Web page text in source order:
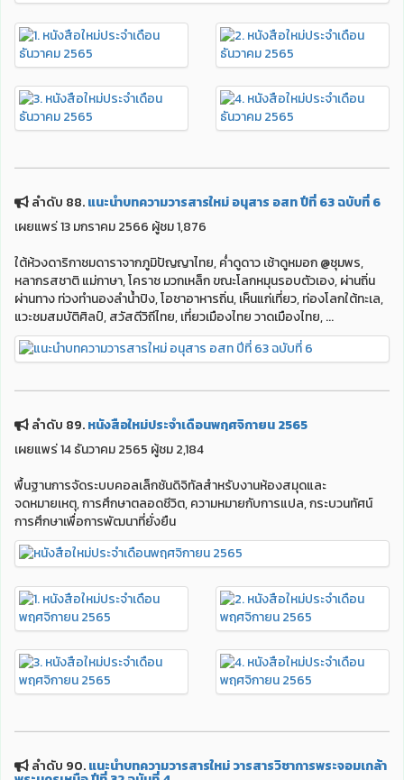
ลำดับ 88.แนะนำบทความวารสารใหม่ อนุสาร อสท ปีที่ 63 ฉบับที่ 6
เผยแพร่ 13 มกราคม 2566 ผู้ชม 1,876
ใต้ห้วงดาริกาชมดาราจากภูมิปัญญาไทย, ค่ำดูดาว เช้าดูหมอก @ชุมพร,
หลากรสชาติ แม่กาษา, โคราช มวกเหล็ก ขณะโลกหมุนรอบตัวเอง, ผ่านถิ่น
ผ่านทาง ท่วงทำนองลำน้ำปิง, โอชาอาหารถิ่น, เห็นแก่เที่ยว, ท่องโลกใต้ทะเล,
แวะชมสมบัติศิลป์, สวัสดีวิถีไทย, เที่ยวเมืองไทย วาดเมืองไทย, ...
ลำดับ 89.หนังสือใหม่ประจำเดือนพฤศจิกายน 2565
เผยแพร่ 14 ธันวาคม 2565 ผู้ชม 2,184
พื้นฐานการจัดระบบคอลเล็กชันดิจิทัลสำหรับงานห้องสมุดและ
จดหมายเหตุ, การศึกษาตลอดชีวิต, ความหมายกับการแปล, กระบวนทัศน์
การศึกษาเพื่อการพัฒนาที่ยั่งยืน
ลำดับ 90.แนะนำบทความวารสารใหม่ วารสารวิชาการพระจอมเกล้า